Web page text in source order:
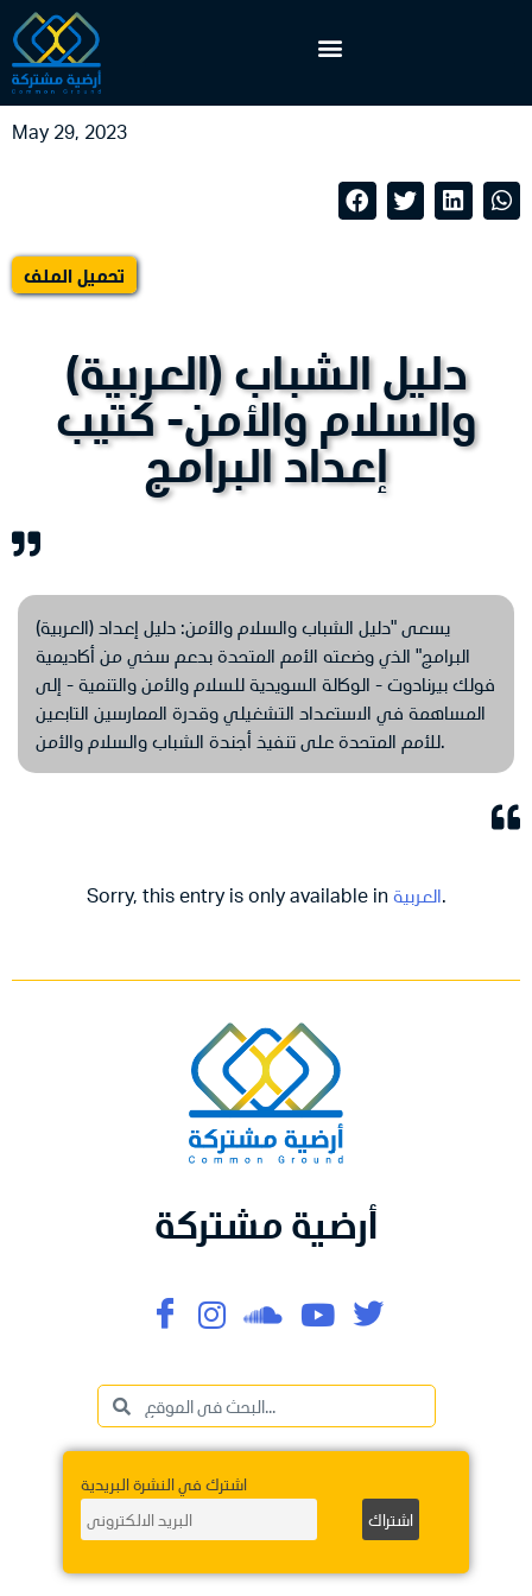
May 29, 2023
تحميل الملف
(العربية) دليل الشباب
والسلام والأمن- كتيب
إعداد البرامج
(العربية) يسعى "دليل الشباب والسلام والأمن: دليل إعداد
البرامج" الذي وضعته الأمم المتحدة بدعم سخي من أكاديمية
فولك بيرنادوت - الوكالة السويدية للسلام والأمن والتنمية - إلى
المساهمة في الاستعداد التشغيلي وقدرة الممارسين التابعين
للأمم المتحدة على تنفيذ أجندة الشباب والسلام والأمن.
Sorry, this entry is only available inالعربية.
أرضية مشتركة
اشترك في النشرة البريدية